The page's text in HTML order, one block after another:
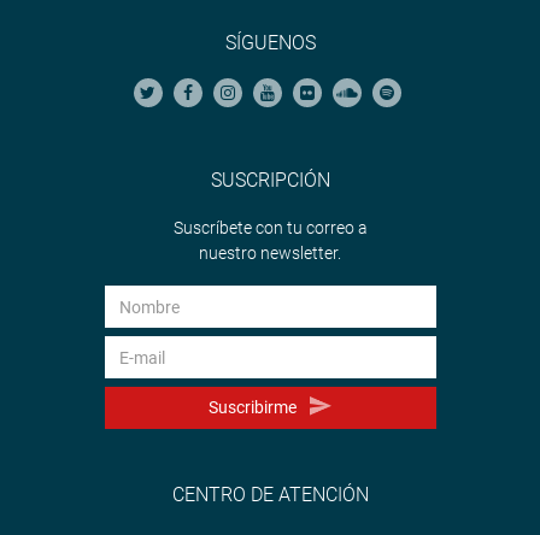
SÍGUENOS
SUSCRIPCIÓN
Suscríbete con tu correo a
nuestro newsletter.
Suscribirme
CENTRO DE ATENCIÓN